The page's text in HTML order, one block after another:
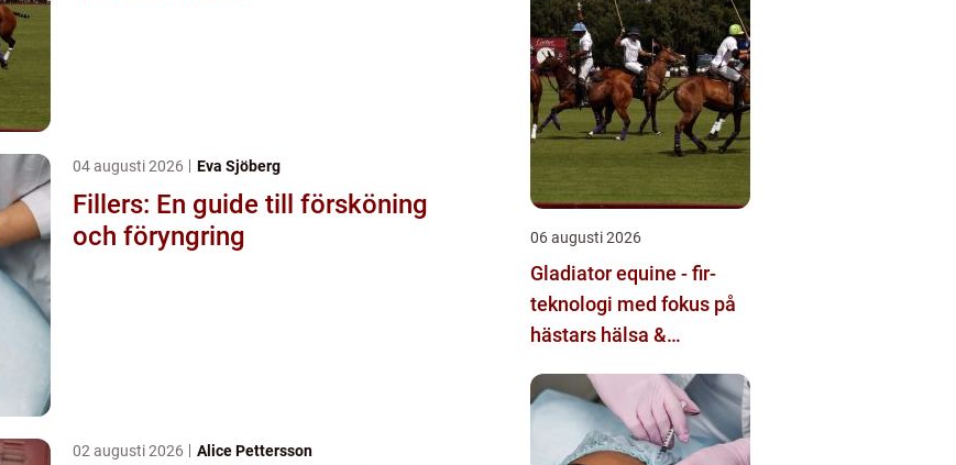
04 augusti 2026 Eva Sjöberg
Fillers: En guide till försköning
och föryngring
02 augusti 2026 Alice Pettersson
06 augusti 2026
Gladiator equine - fir-
teknologi med fokus på
hästars hälsa &